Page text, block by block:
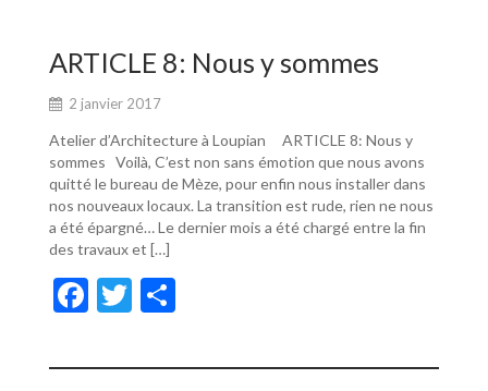
o
o
k
er
ARTICLE 8: Nous y sommes
2 janvier 2017
Atelier d’Architecture à Loupian ARTICLE 8: Nous y
sommes Voilà, C’est non sans émotion que nous avons
quitté le bureau de Mèze, pour enfin nous installer dans
nos nouveaux locaux. La transition est rude, rien ne nous
a été épargné… Le dernier mois a été chargé entre la fin
des travaux et […]
F
e
T
itt ta